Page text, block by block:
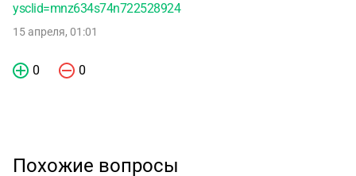
ysclid=mnz634s74n722528924
15 апреля, 01:01
0 0
Похожие вопросы